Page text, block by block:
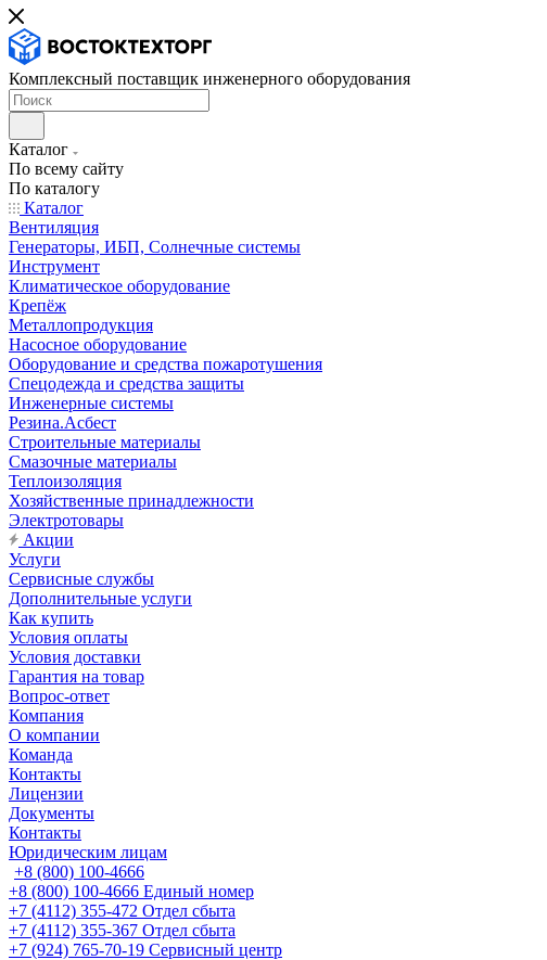
Комплексный поставщик инженерного оборудования
Каталог
По всему сайту
По каталогу
Каталог
Вентиляция
Генераторы, ИБП, Солнечные системы
Инструмент
Климатическое оборудование
Крепёж
Металлопродукция
Насосное оборудование
Оборудование и средства пожаротушения
Спецодежда и средства защиты
Инженерные системы
Резина.Асбест
Строительные материалы
Смазочные материалы
Теплоизоляция
Хозяйственные принадлежности
Электротовары
Акции
Услуги
Сервисные службы
Дополнительные услуги
Как купить
Условия оплаты
Условия доставки
Гарантия на товар
Вопрос-ответ
Компания
О компании
Команда
Контакты
Лицензии
Документы
Контакты
Юридическим лицам
+8 (800) 100-4666
+8 (800) 100-4666 Единый номер
+7 (4112) 355-472 Отдел сбыта
+7 (4112) 355-367 Отдел сбыта
+7 (924) 765-70-19 Сервисный центр